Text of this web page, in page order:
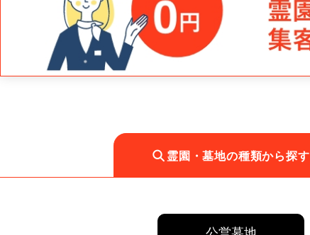
霊園・墓地の種類から探す